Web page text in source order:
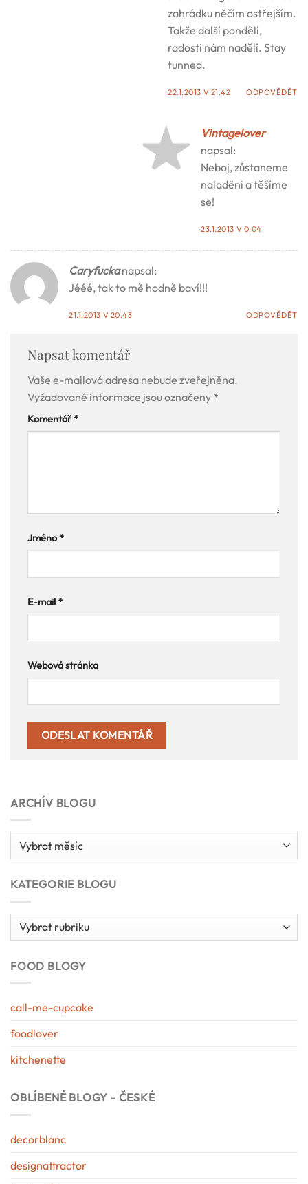
zahrádku něčím ostřejším.
Takže další pondělí,
radosti nám nadělí. Stay
tunned.
22.1.2013 V 21.42 ODPOVĚDĚT
Vintagelover
napsal:
Neboj, zůstaneme
naladěni a těšíme
se!
23.1.2013 V 0.04
Caryfucka napsal:
Jééé, tak to mě hodně baví!!!
21.1.2013 V 20.43 ODPOVĚDĚT
Napsat komentář
Vaše e-mailová adresa nebude zveřejněna.
Vyžadované informace jsou označeny *
Komentář*
Jméno*
E-mail*
Webová stránka
ARCHÍV BLOGU
Archív
blogu
KATEGORIE BLOGU
Kategorie
blogu
FOOD BLOGY
call-me-cupcake
foodlover
kitchenette
OBLÍBENÉ BLOGY - ČESKÉ
decorblanc
designattractor